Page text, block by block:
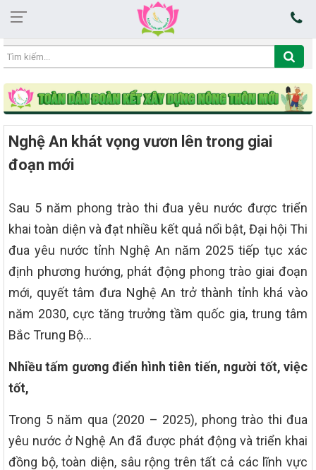
16:22:58 08/08/2026
Nghệ An khát vọng vươn lên trong giai
đoạn mới
Sau 5 năm phong trào thi đua yêu nước được triển
khai toàn diện và đạt nhiều kết quả nổi bật, Đại hội Thi
đua yêu nước tỉnh Nghệ An năm 2025 tiếp tục xác
định phương hướng, phát động phong trào giai đoạn
mới, quyết tâm đưa Nghệ An trở thành tỉnh khá vào
năm 2030, cực tăng trưởng tầm quốc gia, trung tâm
Bắc Trung Bộ…
Nhiều tấm gương điển hình tiên tiến, người tốt, việc
tốt,
Trong 5 năm qua (2020 – 2025), phong trào thi đua
yêu nước ở Nghệ An đã được phát động và triển khai
đồng bộ, toàn diện, sâu rộng trên tất cả các lĩnh vực